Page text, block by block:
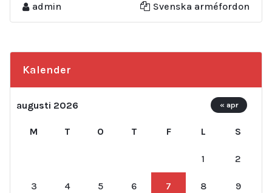
admin Svenska arméfordon
Kalender
augusti 2026
M T O T F L S
1 2
3 4 5 6 7 8 9
« apr